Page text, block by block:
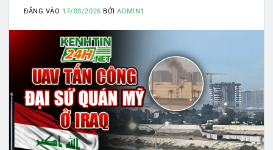
ĐĂNG VÀO 17/03/2026 BỞIADMIN1